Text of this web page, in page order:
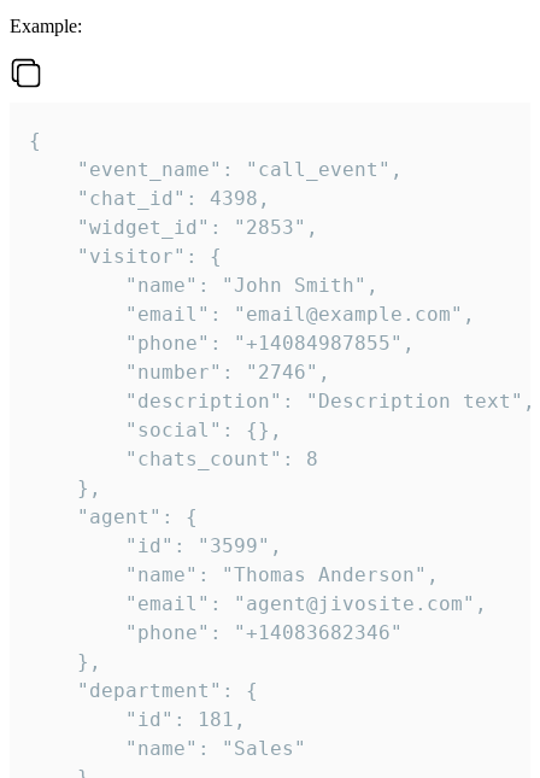
Example:
{
    "event_name": "call_event",
    "chat_id": 4398,
    "widget_id": "2853",
    "visitor": {
        "name": "John Smith",
        "email": "email@example.com",
        "phone": "+14084987855",
        "number": "2746",
        "description": "Description text",
        "social": {},
        "chats_count": 8
    },
    "agent": {
        "id": "3599",
        "name": "Thomas Anderson",
        "email": "agent@jivosite.com",
        "phone": "+14083682346"
    },
    "department": {
        "id": 181,
        "name": "Sales"